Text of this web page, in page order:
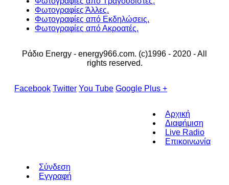
Φωτογραφίες Άλλες.
Φωτογραφίες από Εκδηλώσεις.
Φωτογραφίες από Ακροατές.
Ράδιο Energy - energy966.com. (c)1996 - 2020 - All
rights reserved.
Facebook Twitter You Tube Google Plus +
Αρχική
Διαφήμιση
Live Radio
Επικοινωνία
Σύνδεση
Εγγραφή